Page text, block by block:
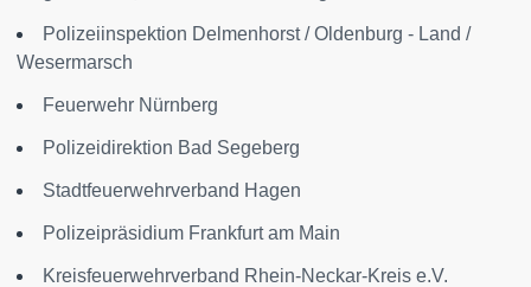
Polizeiinspektion Delmenhorst / Oldenburg - Land /
Wesermarsch
Feuerwehr Nürnberg
Polizeidirektion Bad Segeberg
Stadtfeuerwehrverband Hagen
Polizeipräsidium Frankfurt am Main
Kreisfeuerwehrverband Rhein-Neckar-Kreis e.V.